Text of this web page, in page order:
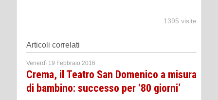
1395 visite
Articoli correlati
Venerdì 19 Febbraio 2016
Crema, il Teatro San Domenico a misura
di bambino: successo per ‘80 giorni’